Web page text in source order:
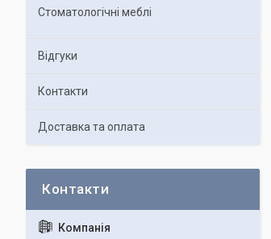
Стоматологічні меблі
Відгуки
Контакти
Доставка та оплата